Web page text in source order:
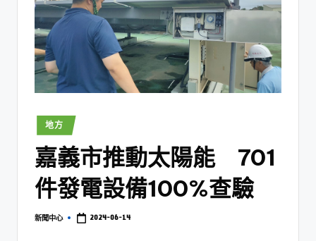
地方
嘉義市推動太陽能 701
件發電設備100%查驗
新聞中心 2024-06-14